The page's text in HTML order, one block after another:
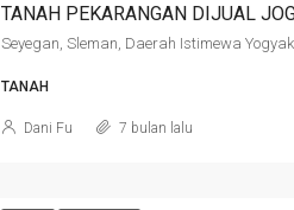
TANAH
Dani Fu 7 bulan lalu